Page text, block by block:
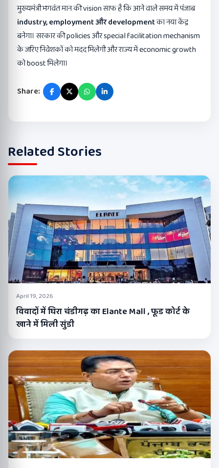
मुख्यमंत्री भगवंत मान की vision साफ है कि आने वाले समय में पंजाब
industry, employmentऔरdevelopmentका नया केंद्र
बनेगा। सरकार की policies और special facilitation mechanism
के जरिए निवेशकों को मदद मिलेगी और राज्य में economic growth
को boost मिलेगा।
Share:
Related Stories
April 19, 2026
विवादों में घिरा चंडीगढ़ का Elante Mall , फूड कोर्ट के
खाने में मिली सुंडी